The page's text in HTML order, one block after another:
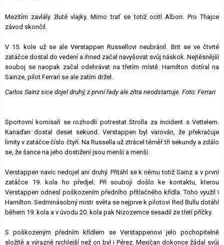
Mezitím zavlály žluté vlajky. Mimo trať se totiž ocitl Albon. Pro Thajce
závod skončil.
V 15. kole už se ale Verstappen Russellovi neubránil. Brit se ve čtvrté
zatáčce dostal do vedení a ihned začal navyšovat svůj náskok. Nejtěsnější
souboj se naopak začal odehrávat na třetím místě. Hamilton dotíral na
Sainze, pilot Ferrari se ale zatím držel.
Carlos Sainz sice dojel druhý, z první řady ale zítra neodstartuje. Foto: Ferrari
Sportovní komisaři se rozhodli potrestat Strolla za incident s Vettelem.
Kanaďan dostal deset sekund. Verstappen byl varován, že překračuje
limity v zatáčce číslo čtyři. Na Russella už ztrácel téměř tři sekundy a zdálo
se, že šance na jeho dostižení jsou menší a menší.
Verstappen navíc nedojel ani druhý. Přitáhl se k němu totiž Sainz a v první
zatáčce 19. kola ho předjel. Při souboji došlo ke kontaktu, kterou
Verstappen odnesl poškozením předního přítlačného křídla. Toho využil i
Hamilton. Sedminásobný mistr světa se nejprve k pilotovi Red Bullu dotáhl
během 19. kola a v úvodu 20. kola pak Nizozemce sesadil ze třetí příčky.
S poškozeným předním křídlem se Verstappenovi jelo pochopitelně
složitě a výrazně rychlejší než on byl i Pérez. Mexičan dokonce žádal svůj